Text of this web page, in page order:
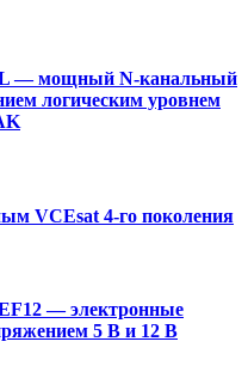
— мощный N-канальный
логическим уровнем
VCEsat 4-го поколения
— электронные
5 В и 12 В